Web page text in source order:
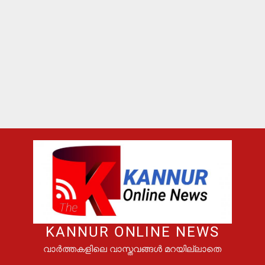
KANNUR ONLINE NEWS
വാർത്തകളിലെ വാസ്തവങ്ങൾ മറയില്ലാതെ